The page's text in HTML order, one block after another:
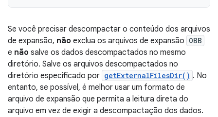
Se você precisar descompactar o conteúdo dos arquivos
de expansão, não exclua os arquivos de expansão OBB
e não salve os dados descompactados no mesmo
diretório. Salve os arquivos descompactados no
diretório especificado por getExternalFilesDir() . No
entanto, se possível, é melhor usar um formato de
arquivo de expansão que permita a leitura direta do
arquivo em vez de exigir a descompactação dos dados.